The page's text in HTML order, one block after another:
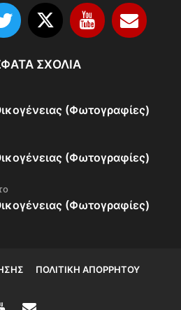
ΣΧΌΛΙΑ
(Φωτογραφίες)
(Φωτογραφίες)
(Φωτογραφίες)
ΠΟΛΙΤΙΚΉ ΑΠΟΡΡΉΤΟΥ